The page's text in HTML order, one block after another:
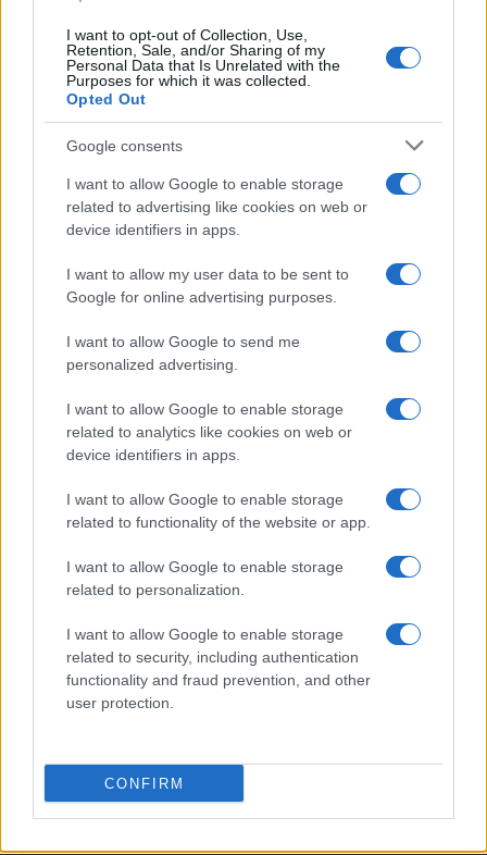
I want to opt-out of Collection, Use,
Retention, Sale, and/or Sharing of my
Personal Data that Is Unrelated with the
Purposes for which it was collected.
Opted Out
Google consents
I want to allow Google to enable storage
related to advertising like cookies on web or
device identifiers in apps.
I want to allow my user data to be sent to
Google for online advertising purposes.
I want to allow Google to send me
personalized advertising.
I want to allow Google to enable storage
related to analytics like cookies on web or
device identifiers in apps.
I want to allow Google to enable storage
related to functionality of the website or app.
I want to allow Google to enable storage
related to personalization.
I want to allow Google to enable storage
related to security, including authentication
functionality and fraud prevention, and other
user protection.
CONFIRM
Quienes somos
Últimas Noticias
Actualidad.es es la gran fuente de información social. Actualidad,
televisión, crónica, deportes, gente, política y todas las noticias sobre
Para señalar a la redacción de cualquier error en el uso del material
confidencial, escríbanos astaff@actualidad.es: nos ocuparemos de
Copyright © 2024 | Actualidad.es - Publicado en España porAdHub
- Numero REA 2729933 - Todos los derechos reservados.
Politica de cookies
Todos los contenidos se han realizado de forma híbrida por una
tecnología con Inteligencia Artificial y por creadores independientes
Cineverse Magazine
Donne Magazine
Food Blog
Milano Notizie
Offerte Shopping
Pet Story
Professione Lavoro
Sport Magazine